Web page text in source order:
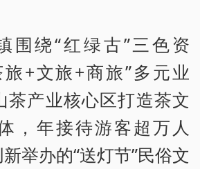
围绕“红绿古”三色资
+文旅+商旅”多元业
茶产业核心区打造茶文
，年接待游客超万人
举办的“送灯节”民俗文